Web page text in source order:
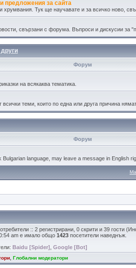
предложения за сайта
хрумвания. Тук ще научавате и за всичко ново,
свързани с форума. Въпроси и дискусии за
Форум
на всякаква тематика.
всички теми, които по една или друга причина
Форум
Bulgarian language, may leave a message in English
:: 2 регистрирани, 0 скрити и 39 гости
am е имало общо 1423 посетители наведнъж.
Baidu [Spider] Google [Bot]
Глобални модератори